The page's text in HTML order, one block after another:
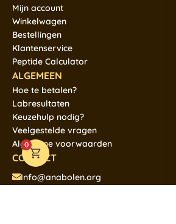
Mijn account
Winkelwagen
Bestellingen
Klantenservice
Peptide Calculator
ALGEMEEN
Hoe te betalen?
Labresultaten
Keuzehulp nodig?
Veelgestelde vragen
Algemene voorwaarden
CONTACT
Info@anabolen.org
0